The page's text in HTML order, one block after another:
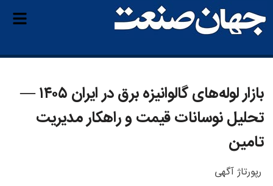
بازار لوله‌های گالوانیزه برق در ایران ۱۴۰۵ —
تحلیل نوسانات قیمت و راهکار مدیریت
تامین
رپورتاژ آگهی